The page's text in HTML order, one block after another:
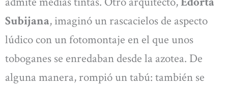
Subijana, imaginó un rascacielos de aspecto
lúdico con un fotomontaje en el que unos
toboganes se enredaban desde la azotea. De
alguna manera, rompió un tabú: también se